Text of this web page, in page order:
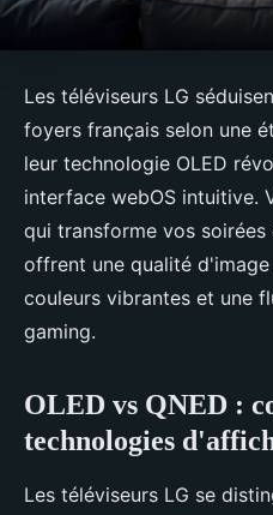
Les téléviseurs LG
foyers français selon une
leur technologie OLED
interface webOS intuitive.
qui transforme vos soirées
offrent une qualité
couleurs vibrantes et une
gaming.
OLED vs QNED :
technologies
Les téléviseurs LG se